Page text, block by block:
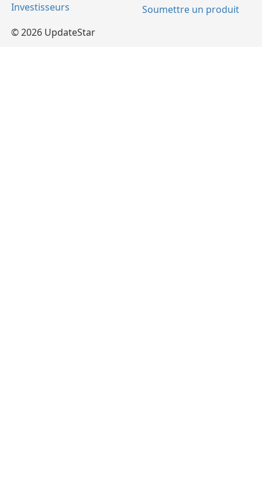
Investisseurs
Soumettre un produit
© 2026 UpdateStar